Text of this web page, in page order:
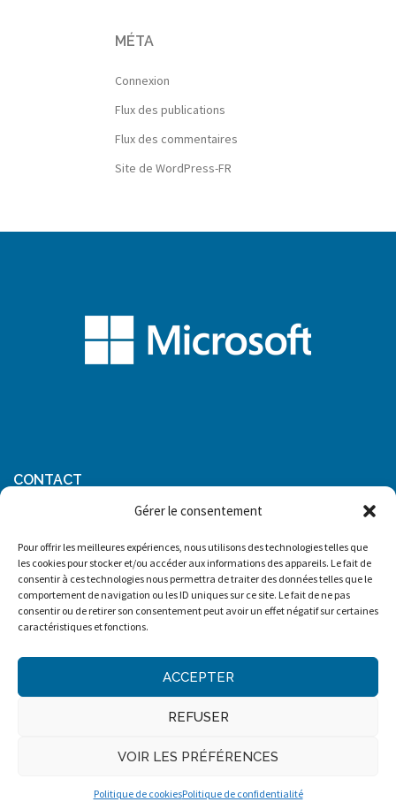
Gérer le consentement
Pour offrir les meilleures expériences, nous utilisons des technologies telles que
les cookies pour stocker et/ou accéder aux informations des appareils. Le fait de
consentir à ces technologies nous permettra de traiter des données telles que le
comportement de navigation ou les ID uniques sur ce site. Le fait de ne pas
consentir ou de retirer son consentement peut avoir un effet négatif sur certaines
caractéristiques et fonctions.
ACCEPTER
REFUSER
VOIR LES PRÉFÉRENCES
Politique de cookiesPolitique de confidentialité
MÉTA
Connexion
Flux des publications
Flux des commentaires
Site de WordPress-FR
CONTACT
15 Place Michelet
37000 Tours
Mentions légales
Design, photos et contenus Copyright © BL Informatique. Tous droits
réservés.
Mentions légales
Privacy & Cookies: This site uses cookies. By continuing to use this website, you